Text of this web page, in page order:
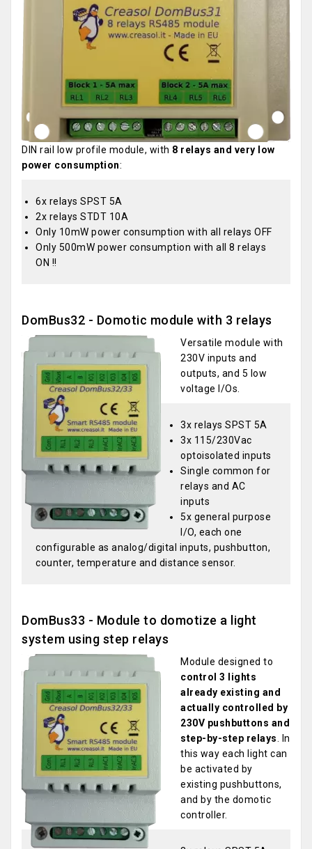
DIN rail low profile module, with 8 relays and very low
power consumption:
6x relays SPST 5A
2x relays STDT 10A
Only 10mW power consumption with all relays OFF
Only 500mW power consumption with all 8 relays
ON !!
DomBus32 - Domotic module with 3 relays
Versatile module with
230V inputs and
outputs, and 5 low
voltage I/Os.
3x relays SPST 5A
3x 115/230Vac
optoisolated inputs
Single common for
relays and AC
inputs
5x general purpose
I/O, each one
configurable as analog/digital inputs, pushbutton,
counter, temperature and distance sensor.
DomBus33 - Module to domotize a light
system using step relays
Module designed to
control 3 lights
already existing and
actually controlled by
230V pushbuttons and
step-by-step relays. In
this way each light can
be activated by
existing pushbuttons,
and by the domotic
controller.